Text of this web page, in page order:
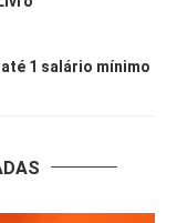
1 salário mínimo